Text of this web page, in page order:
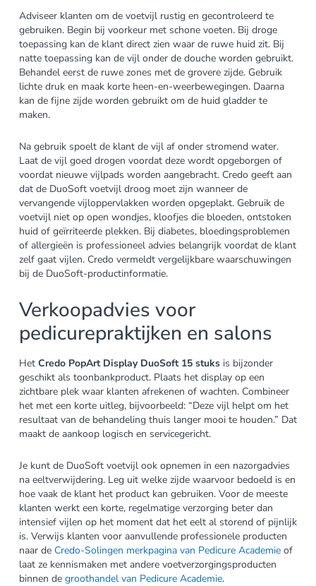
Adviseer klanten om de voetvijl rustig en gecontroleerd te
gebruiken. Begin bij voorkeur met schone voeten. Bij droge
toepassing kan de klant direct zien waar de ruwe huid zit. Bij
natte toepassing kan de vijl onder de douche worden gebruikt.
Behandel eerst de ruwe zones met de grovere zijde. Gebruik
lichte druk en maak korte heen-en-weerbewegingen. Daarna
kan de fijne zijde worden gebruikt om de huid gladder te
maken.
Na gebruik spoelt de klant de vijl af onder stromend water.
Laat de vijl goed drogen voordat deze wordt opgeborgen of
voordat nieuwe vijlpads worden aangebracht. Credo geeft aan
dat de DuoSoft voetvijl droog moet zijn wanneer de
vervangende vijloppervlakken worden opgeplakt. Gebruik de
voetvijl niet op open wondjes, kloofjes die bloeden, ontstoken
huid of geïrriteerde plekken. Bij diabetes, bloedingsproblemen
of allergieën is professioneel advies belangrijk voordat de klant
zelf gaat vijlen. Credo vermeldt vergelijkbare waarschuwingen
bij de DuoSoft-productinformatie.
Verkoopadvies voor
pedicurepraktijken en salons
Het Credo PopArt Display DuoSoft 15 stuksis bijzonder
geschikt als toonbankproduct. Plaats het display op een
zichtbare plek waar klanten afrekenen of wachten. Combineer
het met een korte uitleg, bijvoorbeeld: “Deze vijl helpt om het
resultaat van de behandeling thuis langer mooi te houden.” Dat
maakt de aankoop logisch en servicegericht.
Je kunt de DuoSoft voetvijl ook opnemen in een nazorgadvies
na eeltverwijdering. Leg uit welke zijde waarvoor bedoeld is en
hoe vaak de klant het product kan gebruiken. Voor de meeste
klanten werkt een korte, regelmatige verzorging beter dan
intensief vijlen op het moment dat het eelt al storend of pijnlijk
is. Verwijs klanten voor aanvullende professionele producten
naar de Credo-Solingen merkpagina van Pedicure Academieof
laat ze kennismaken met andere voetverzorgingsproducten
binnen de groothandel van Pedicure Academie.